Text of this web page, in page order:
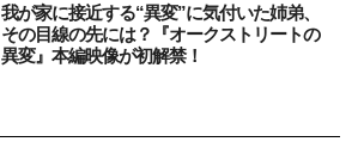
我が家に接近する“異変”に気付いた姉弟、
その目線の先には？『オークストリートの
異変』本編映像が初解禁！